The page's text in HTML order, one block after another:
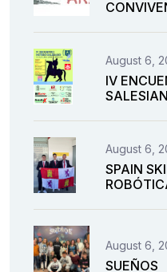
August 6,
IV
August 6,
SPAIN
August 6,
SUEÑOS